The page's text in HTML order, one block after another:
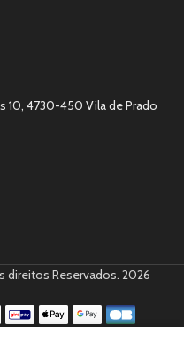
10, 4730-450 Vila de Prado
direitos Reservados. 2026